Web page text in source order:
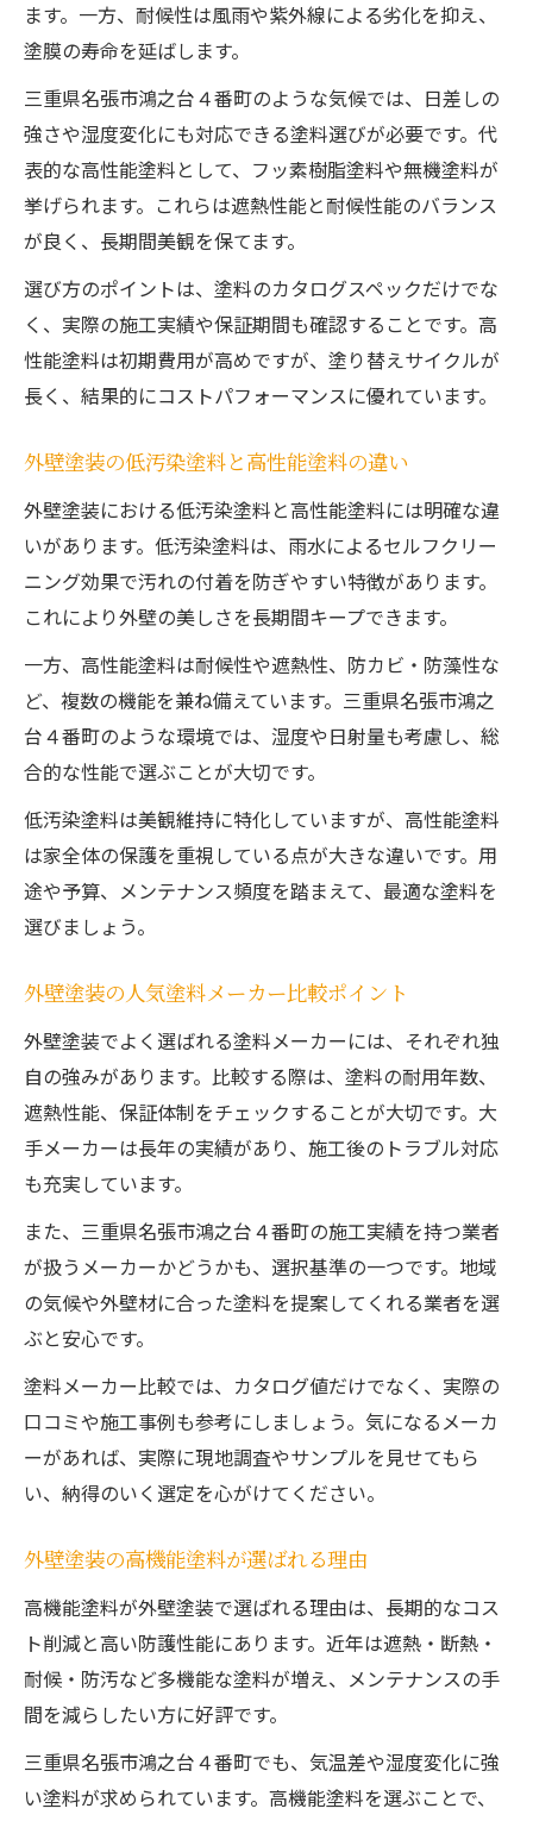
ます。一方、耐候性は風雨や紫外線による劣化を抑え、
塗膜の寿命を延ばします。
三重県名張市鴻之台４番町のような気候では、日差しの
強さや湿度変化にも対応できる塗料選びが必要です。代
表的な高性能塗料として、フッ素樹脂塗料や無機塗料が
挙げられます。これらは遮熱性能と耐候性能のバランス
が良く、長期間美観を保てます。
選び方のポイントは、塗料のカタログスペックだけでな
く、実際の施工実績や保証期間も確認することです。高
性能塗料は初期費用が高めですが、塗り替えサイクルが
長く、結果的にコストパフォーマンスに優れています。
外壁塗装の低汚染塗料と高性能塗料の違い
外壁塗装における低汚染塗料と高性能塗料には明確な違
いがあります。低汚染塗料は、雨水によるセルフクリー
ニング効果で汚れの付着を防ぎやすい特徴があります。
これにより外壁の美しさを長期間キープできます。
一方、高性能塗料は耐候性や遮熱性、防カビ・防藻性な
ど、複数の機能を兼ね備えています。三重県名張市鴻之
台４番町のような環境では、湿度や日射量も考慮し、総
合的な性能で選ぶことが大切です。
低汚染塗料は美観維持に特化していますが、高性能塗料
は家全体の保護を重視している点が大きな違いです。用
途や予算、メンテナンス頻度を踏まえて、最適な塗料を
選びましょう。
外壁塗装の人気塗料メーカー比較ポイント
外壁塗装でよく選ばれる塗料メーカーには、それぞれ独
自の強みがあります。比較する際は、塗料の耐用年数、
遮熱性能、保証体制をチェックすることが大切です。大
手メーカーは長年の実績があり、施工後のトラブル対応
も充実しています。
また、三重県名張市鴻之台４番町の施工実績を持つ業者
が扱うメーカーかどうかも、選択基準の一つです。地域
の気候や外壁材に合った塗料を提案してくれる業者を選
ぶと安心です。
塗料メーカー比較では、カタログ値だけでなく、実際の
口コミや施工事例も参考にしましょう。気になるメーカ
ーがあれば、実際に現地調査やサンプルを見せてもら
い、納得のいく選定を心がけてください。
外壁塗装の高機能塗料が選ばれる理由
高機能塗料が外壁塗装で選ばれる理由は、長期的なコス
ト削減と高い防護性能にあります。近年は遮熱・断熱・
耐候・防汚など多機能な塗料が増え、メンテナンスの手
間を減らしたい方に好評です。
三重県名張市鴻之台４番町でも、気温差や湿度変化に強
い塗料が求められています。高機能塗料を選ぶことで、